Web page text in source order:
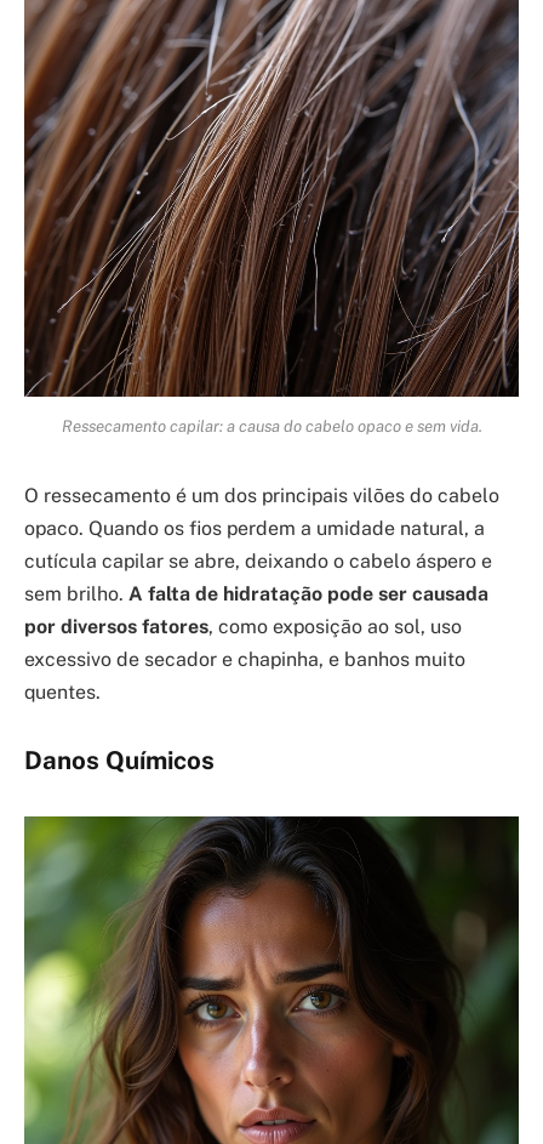
Ressecamento capilar: a causa do cabelo opaco e sem vida.
O ressecamento é um dos principais vilões do cabelo
opaco. Quando os fios perdem a umidade natural, a
cutícula capilar se abre, deixando o cabelo áspero e
sem brilho. A falta de hidratação pode ser causada
por diversos fatores, como exposição ao sol, uso
excessivo de secador e chapinha, e banhos muito
quentes.
Danos Químicos